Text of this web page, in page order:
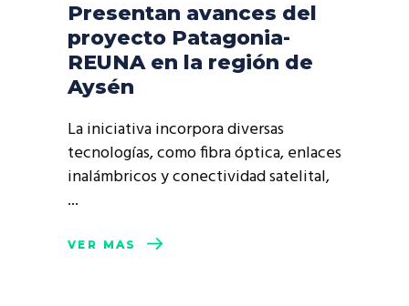
Presentan avances del
proyecto Patagonia-
REUNA en la región de
Aysén
La iniciativa incorpora diversas
tecnologías, como fibra óptica, enlaces
inalámbricos y conectividad satelital,
VER MÁS